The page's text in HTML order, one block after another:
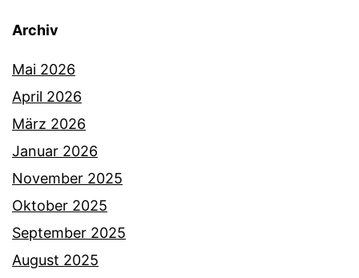
Archiv
Mai 2026
April 2026
März 2026
Januar 2026
November 2025
Oktober 2025
September 2025
August 2025